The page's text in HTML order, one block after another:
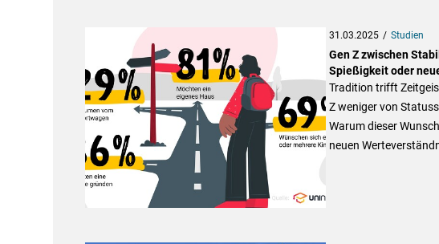
31.03.2025 Studien
Gen Z zwischen
Spießigkeit oder
Tradition trifft
Z weniger von
Warum dieser
neuen